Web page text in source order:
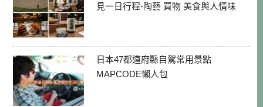
見一日行程-陶藝 買物 美食與人情味
日本47都道府縣自駕常用景點
MAPCODE懶人包